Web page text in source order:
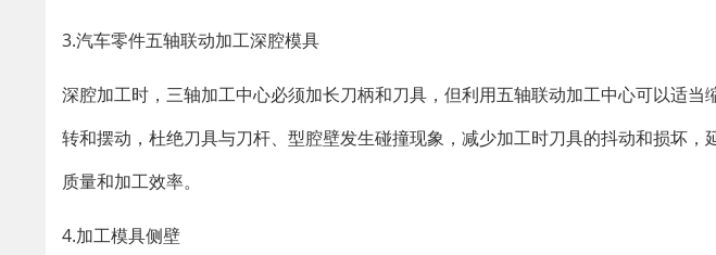
3.汽车零件五轴联动加工深腔模具
深腔加工时，三轴加工中心必须加长刀柄和刀具，但利用五轴联动加工中心可以适
转和摆动，杜绝刀具与刀杆、型腔壁发生碰撞现象，减少加工时刀具的抖动和损坏
质量和加工效率。
4.加工模具侧壁